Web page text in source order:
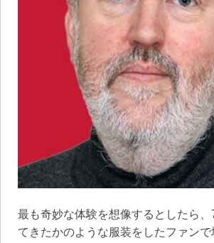
最も奇妙な体験を想像するとしたら、
てきたかのような服装をしたファン